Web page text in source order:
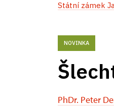
Státní zámek
NOVINKA
PhDr. Peter